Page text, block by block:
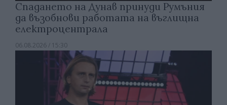
Спадането на Дунав принуди Румъния
да възобнови работата на въглищна
електроцентрала
06.08.2026 / 15:30